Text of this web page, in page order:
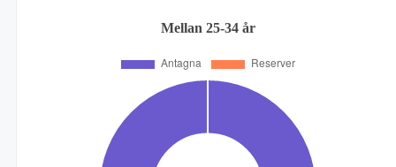
Mellan 25-34 år